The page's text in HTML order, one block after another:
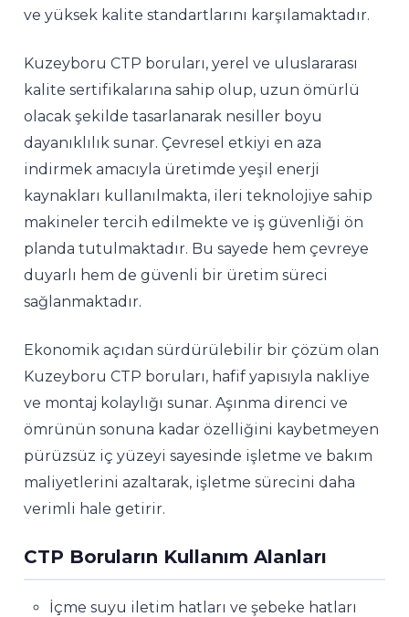
ve yüksek kalite standartlarını karşılamaktadır.
Kuzeyboru CTP boruları, yerel ve uluslararası
kalite sertifikalarına sahip olup, uzun ömürlü
olacak şekilde tasarlanarak nesiller boyu
dayanıklılık sunar. Çevresel etkiyi en aza
indirmek amacıyla üretimde yeşil enerji
kaynakları kullanılmakta, ileri teknolojiye sahip
makineler tercih edilmekte ve iş güvenliği ön
planda tutulmaktadır. Bu sayede hem çevreye
duyarlı hem de güvenli bir üretim süreci
sağlanmaktadır.
Ekonomik açıdan sürdürülebilir bir çözüm olan
Kuzeyboru CTP boruları, hafif yapısıyla nakliye
ve montaj kolaylığı sunar. Aşınma direnci ve
ömrünün sonuna kadar özelliğini kaybetmeyen
pürüzsüz iç yüzeyi sayesinde işletme ve bakım
maliyetlerini azaltarak, işletme sürecini daha
verimli hale getirir.
CTP Boruların Kullanım Alanları
İçme suyu iletim hatları ve şebeke hatları